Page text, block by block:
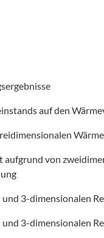
auf den
aufgrund von
und 3-dimensionalen
und 3-dimensionalen